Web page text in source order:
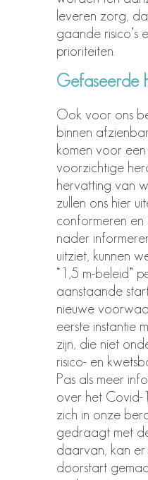
leveren zorg,
gaande risico’s
prioriteiten.
Gefaseerde
Ook voor ons
binnen
komen voor
voorzichtige
hervatting van
zullen ons hier
conformeren en
nader
uitziet, kunnen
“1,5 m-beleid”
aanstaande
nieuwe
eerste instantie
zijn, die niet
risico- en
Pas als meer
over het Covid-
zich in onze
gedraagt met
daarvan, kan
doorstart